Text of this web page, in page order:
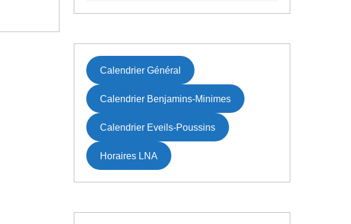
Calendrier Général
Calendrier Benjamins-Minimes
Calendrier Eveils-Poussins
Horaires LNA